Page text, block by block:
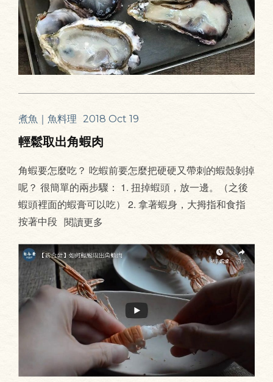
煮魚｜魚料理 2018 Oct 19
輕鬆取出角蝦肉
角蝦要怎麼吃？ 吃蝦前要怎麼把硬硬又帶刺的蝦殼剝掉
呢？ 很簡單的兩步驟： 1. 扭掉蝦頭，放一邊。（之後
蝦頭裡面的蝦膏可以吃） 2. 拿著蝦身，大拇指和食指
按著中段 閱讀更多